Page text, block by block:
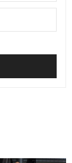
att belysa